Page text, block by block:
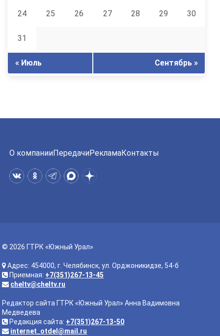
24 25 26 27 28 29 30
31
« Июль Сентябрь »
О компанииПередачиРекламаКонтакты
© 2026 ГТРК «Южный Урал»
Адрес: 454000, г. Челябинск, ул. Орджоникидзе, 54-б
Приемная: +7(351)267-13-45
cheltv@cheltv.ru
Редактор сайта ГТРК «Южный Урал» Анна Вадимовна
Медведева
Редакция сайта: +7(351)267-13-50
internet_otdel@mail.ru